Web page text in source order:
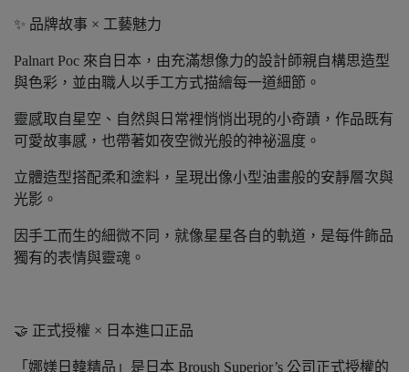
✨ 品牌故事 × 工藝魅力
Palnart Poc 來自日本，由充滿想像力的設計師親自構思造型
與色彩，並由職人以手工方式描繪每一道細節。
靈感取自星空、自然與日常裡悄悄出現的小奇蹟，作品既有
可愛故事感，也帶著如夜空微光般的神祕溫度。
立體造型搭配柔和塗料，呈現出像小型油畫般的安靜層次與
光影。
因手工而生的細微不同，就像星星各自的軌道，是每件飾品
獨有的表情與靈魂。
🤝 正式授權 × 日本進口正品
「娜媄日韓精品」是日本 Broush Superior’s 公司正式授權的